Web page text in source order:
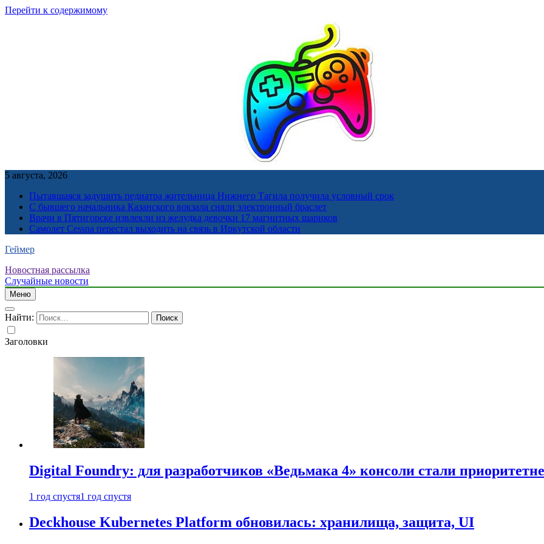
Перейти к содержимому
5 августа, 2026
Пытавшаяся задушить педиатра жительница Нижнего Тагила получила условный срок
С бывшего начальника Казанского вокзала сняли электронный браслет
Врачи в Пятигорске извлекли из желудка девочки 17 магнитных шариков
Самолет Cessna перестал выходить на связь в Иркутской области
Геймер
Новостная рассылка
Случайные новости
Меню
Найти:
Заголовки
Digital Foundry: для разработчиков «Ведьмака 4» консоли стали
1 год спустя1 год спустя
Deckhouse Kubernetes Platform обновилась: хранилища, защита, UI